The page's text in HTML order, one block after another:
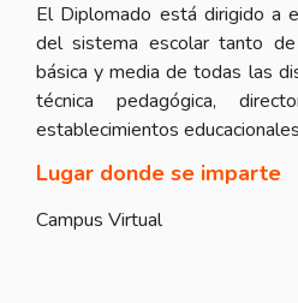
El Diplomado está dirigido a
del sistema escolar tanto de
básica y media de todas las
técnica pedagógica,
establecimientos
Lugar donde se imparte
Campus Virtual